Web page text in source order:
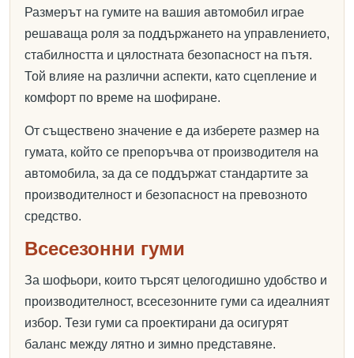
Размерът на гумите на вашия автомобил играе
решаваща роля за поддържането на управлението,
стабилността и цялостната безопасност на пътя.
Той влияе на различни аспекти, като сцепление и
комфорт по време на шофиране.
От съществено значение е да изберете размер на
гумата, който се препоръчва от производителя на
автомобила, за да се поддържат стандартите за
производителност и безопасност на превозното
средство.
Всесезонни гуми
За шофьори, които търсят целогодишно удобство и
производителност, всесезонните гуми са идеалният
избор. Тези гуми са проектирани да осигурят
баланс между лятно и зимно представяне.